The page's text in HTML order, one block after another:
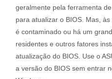
geralmente pela ferramenta
para atualizar o BIOS. Mas,
é contaminado ou há um
residentes e outros fatores
atualização do BIOS. Use o
a versão do BIOS sem entrar